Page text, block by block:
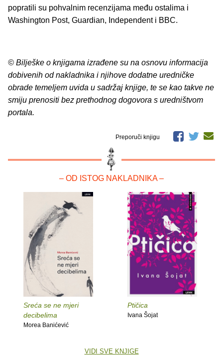
popratili su pohvalnim recenzijama među ostalima i
Washington Post, Guardian, Independent i BBC.
© Bilješke o knjigama izrađene su na osnovu informacija
dobivenih od nakladnika i njihove dodatne uredničke
obrade temeljem uvida u sadržaj knjige, te se kao takve ne
smiju prenositi bez prethodnog dogovora s uredništvom
portala.
Preporuči knjigu
– OD ISTOG NAKLADNIKA –
Sreća se ne mjeri
decibelima
Morea Banićević
Ptičica
Ivana Šojat
VIDI SVE KNJIGE